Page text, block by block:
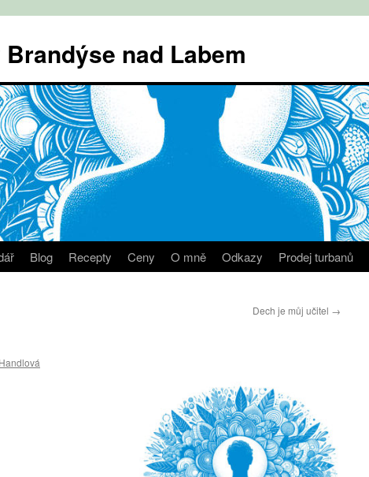
nad Labem
Blog Recepty Ceny O mně Odkazy Prodej turbanů
Dech je můj učitel →